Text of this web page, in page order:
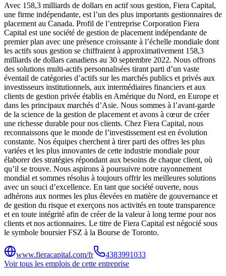
Avec 158,3 milliards de dollars en actif sous gestion, Fiera Capital,
une firme indépendante, est l’un des plus importants gestionnaires de
placement au Canada. Profil de l’entreprise Corporation Fiera
Capital est une société de gestion de placement indépendante de
premier plan avec une présence croissante à l’échelle mondiale dont
les actifs sous gestion se chiffraient à approximativement 158,3
milliards de dollars canadiens au 30 septembre 2022. Nous offrons
des solutions multi-actifs personnalisées tirant parti d’un vaste
éventail de catégories d’actifs sur les marchés publics et privés aux
investisseurs institutionnels, aux intermédiaires financiers et aux
clients de gestion privée établis en Amérique du Nord, en Europe et
dans les principaux marchés d’Asie. Nous sommes à l’avant-garde
de la science de la gestion de placement et avons à cœur de créer
une richesse durable pour nos clients. Chez Fiera Capital, nous
reconnaissons que le monde de l’investissement est en évolution
constante. Nos équipes cherchent à tirer parti des offres les plus
variées et les plus innovantes de cette industrie mondiale pour
élaborer des stratégies répondant aux besoins de chaque client, où
qu’il se trouve. Nous aspirons à poursuivre notre rayonnement
mondial et sommes résolus à toujours offrir les meilleures solutions
avec un souci d’excellence. En tant que société ouverte, nous
adhérons aux normes les plus élevées en matière de gouvernance et
de gestion du risque et exerçons nos activités en toute transparence
et en toute intégrité afin de créer de la valeur à long terme pour nos
clients et nos actionnaires. Le titre de Fiera Capital est négocié sous
le symbole boursier FSZ à la Bourse de Toronto.
www.fieracapital.com/fr
4383991033
Voir tous les emplois de cette entreprise